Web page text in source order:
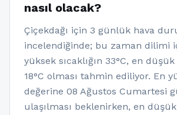
nasıl olacak?
Çiçekdağı için 3 günlük hava
incelendiğinde; bu zaman dilimi
yüksek sıcaklığın 33°C, en düşük
18°C olması tahmin ediliyor. En
değerine 08 Ağustos Cumartesi
ulaşılması beklenirken, en düşük